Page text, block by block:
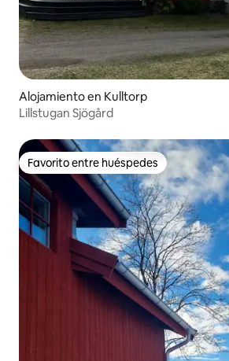
Alojamiento en Kulltorp
Lillstugan Sjögård
Favorito entre huéspedes
Favorito entre huéspedes